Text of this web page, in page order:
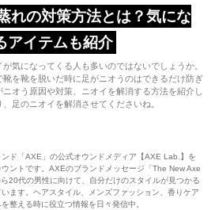
れの対策方法とは？気にな
アイテムも紹介
気になってくる人も多いのではないでしょうか。
を靴を脱いだ時に足がニオうのはできるだけ防ぎ
オう原因や対策、ニオイを解消する方法を紹介し
足のニオイを解消させてくださいね。
ド「AXE」の公式オウンドメディア【AXE Lab.】を
ントです。AXEのブランドメッセージ「The New Axe
20代の男性に向けて、自分だけのスタイルが見つかる
ます。ヘアスタイル、メンズファッション、香りケア
整える時に役立つ情報を日々発信中。